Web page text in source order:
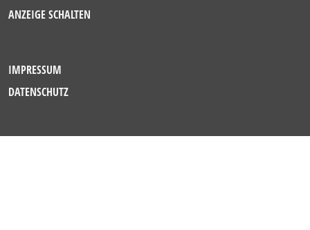
ANZEIGE SCHALTEN
IMPRESSUM
DATENSCHUTZ